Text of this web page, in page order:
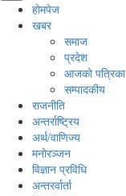
होमपेज
खबर
समाज
प्रदेश
आजको पत्रिका
सम्पादकीय
राजनीति
अन्तर्राष्ट्रिय
अर्थ/वाणिज्य
मनाेरञ्जन
विज्ञान प्रविधि
अन्तरर्वार्ता